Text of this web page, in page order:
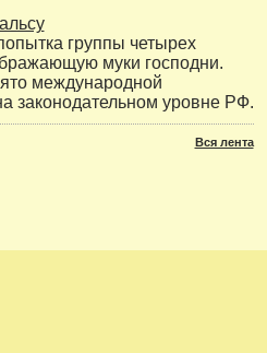
группы четырех
муки господни.
международной
законодательном уровне РФ.
Вся лента